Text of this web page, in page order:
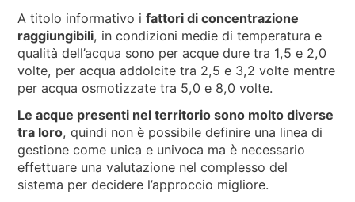
A titolo informativo ifattori di concentrazione
raggiungibili, in condizioni medie di temperatura e
qualità dell’acqua sono per acque dure tra 1,5 e 2,0
volte, per acqua addolcite tra 2,5 e 3,2 volte mentre
per acqua osmotizzate tra 5,0 e 8,0 volte.
Le acque presenti nel territorio sono molto diverse
tra loro, quindi non è possibile definire una linea di
gestione come unica e univoca ma è necessario
effettuare una valutazione nel complesso del
sistema per decidere l’approccio migliore.